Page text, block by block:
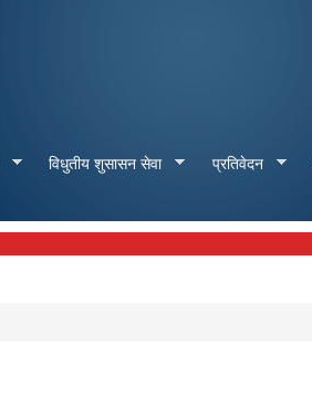
विधुतीय शुसासन सेवा प्रतिवेदन